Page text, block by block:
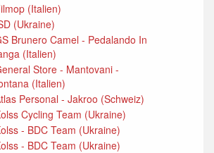
(Italien)
(Ukraine)
Brunero Camel - Pedalando In
(Italien)
Store - Mantovani -
(Italien)
Personal - Jakroo (Schweiz)
Cycling Team (Ukraine)
- BDC Team (Ukraine)
- BDC Team (Ukraine)